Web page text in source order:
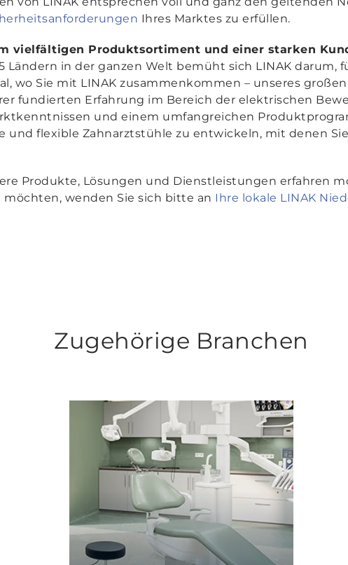
Ihres Marktes zu erfüllen.
vielfältigen Produktsortiment und einer starken
Ländern in der ganzen Welt bemüht sich LINAK darum,
wo Sie mit LINAK zusammenkommen – unseres
fundierten Erfahrung im Bereich der elektrischen
und einem umfangreichen
und flexible Zahnarztstühle zu entwickeln, mit denen
Produkte, Lösungen und Dienstleistungen erfahren
wenden Sie sich bitte an Ihre lokale LINAK
Zugehörige Branchen